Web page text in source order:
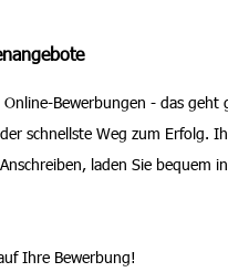
Bewerbungen - das geht
schnellste Weg zum Erfolg.
laden Sie bequem
Ihre Bewerbung!